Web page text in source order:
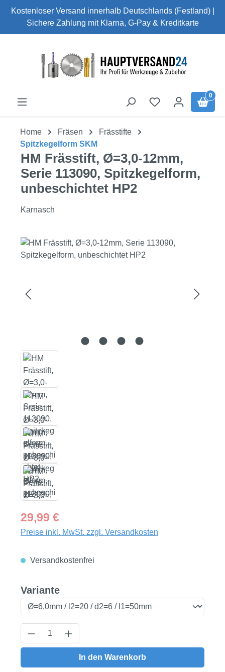
Zum Hauptinhalt springen
Kostenloser Versand innerhalb Deutschlands (Festland) |
Sichere Zahlung mit Klarna, G-Pay & Kreditkarte
0
Home Fräsen
Frässtifte
Spitzkegelform SKM
HM Frässtift, Ø=3,0-12mm,
Serie 113090, Spitzkegelform,
unbeschichtet HP2
Karnasch
Bildergalerie überspringen
Regulärer Preis:
29,99 €
Preise inkl. MwSt. zzgl. Versandkosten
Versandkostenfrei
Varianteauswählen
Produkt Anzahl: Gib den gewünschten
In den Warenkorb